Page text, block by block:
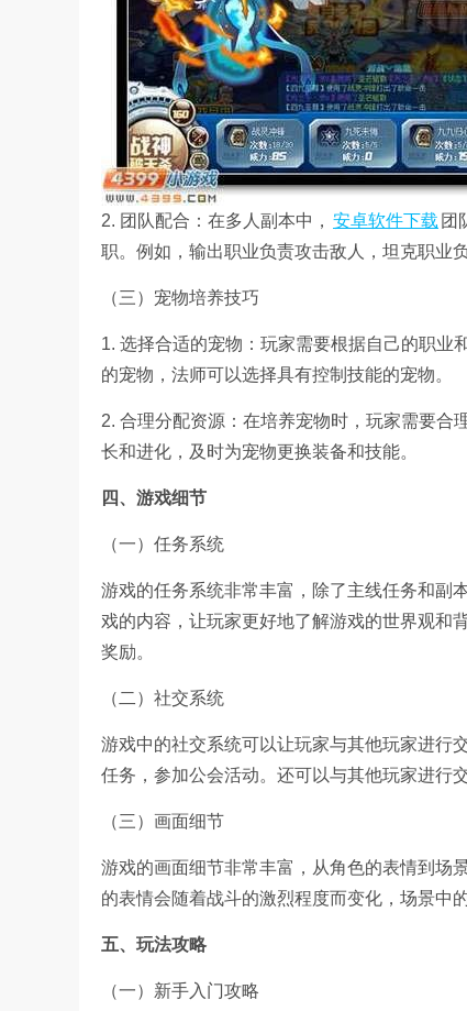
2. 团队配合：在多人副本中， 安卓软件下载 团
职。例如，输出职业负责攻击敌人，坦克职业
（三）宠物培养技巧
1. 选择合适的宠物：玩家需要根据自己的职业
的宠物，法师可以选择具有控制技能的宠物。
2. 合理分配资源：在培养宠物时，玩家需要合
长和进化，及时为宠物更换装备和技能。
四、游戏细节
（一）任务系统
游戏的任务系统非常丰富，除了主线任务和副
戏的内容，让玩家更好地了解游戏的世界观和
奖励。
（二）社交系统
游戏中的社交系统可以让玩家与其他玩家进行
任务，参加公会活动。还可以与其他玩家进行
（三）画面细节
游戏的画面细节非常丰富，从角色的表情到场
的表情会随着战斗的激烈程度而变化，场景中
五、玩法攻略
（一）新手入门攻略